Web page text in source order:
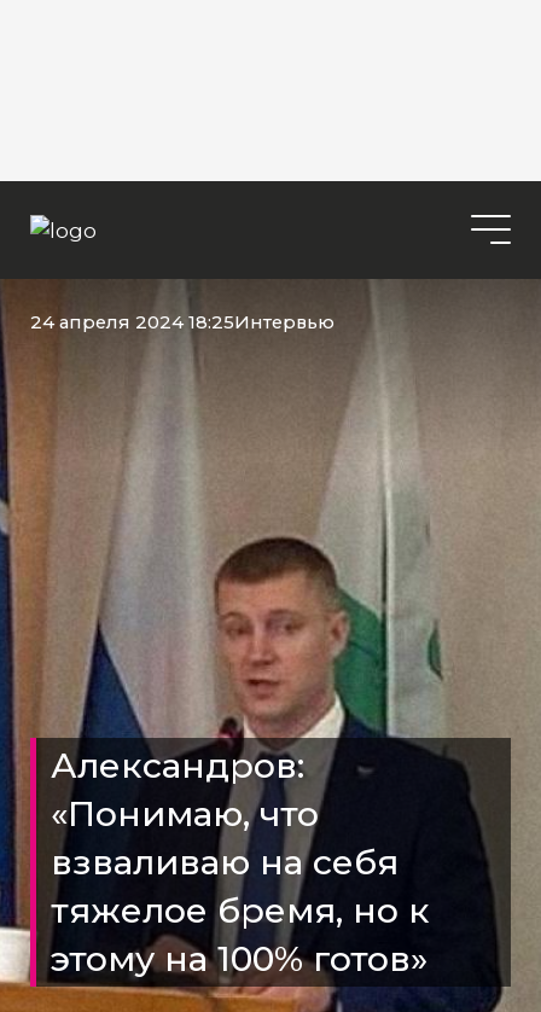
24 апреля 2024 18:25Интервью
Александров:
«Понимаю, что
взваливаю на себя
тяжелое бремя, но к
этому на 100% готов»